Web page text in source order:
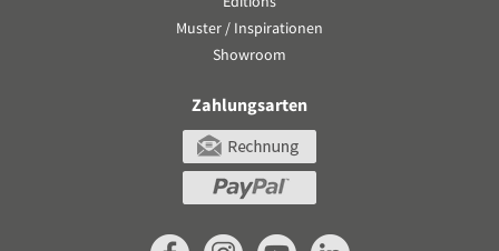
Muster / Inspirationen
Showroom
Zahlungsarten